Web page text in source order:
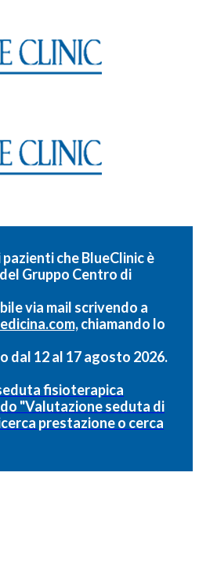
che BlueClinic è
Gruppo Centro di
via mail scrivendo a
chiamando lo
dal 12 al 17 agosto 2026.
fisioterapica
"Valutazione seduta di
prestazione o cerca